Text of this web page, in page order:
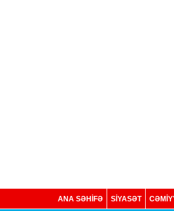
ANA SƏHİFƏ SİYASƏT